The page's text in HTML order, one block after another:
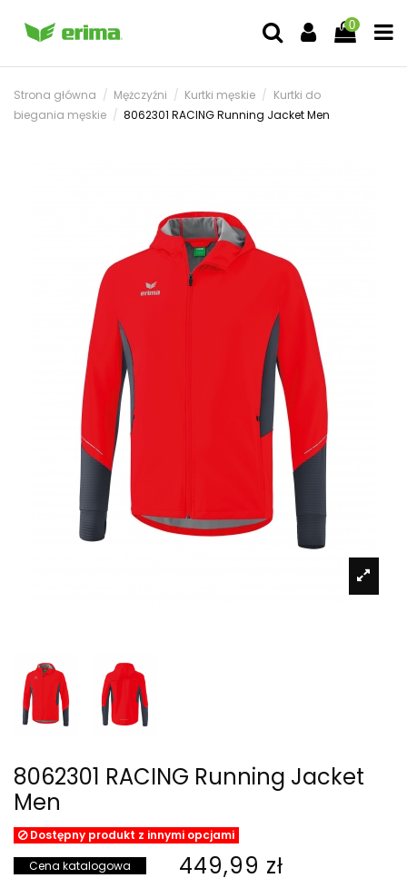
0
Strona główna Mężczyźni Kurtki męskie
Kurtki do
biegania męskie
8062301 RACING Running Jacket Men
8062301 RACING Running Jacket
Men
Dostępny produkt z innymi opcjami
Cena katalogowa 449,99 zł